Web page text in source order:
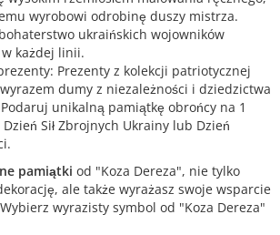
wyrobowi odrobinę duszy mistrza.
ukraińskich wojowników
każdej linii.
Prezenty z kolekcji patriotycznej
dumy z niezależności i dziedzictwa
unikalną pamiątkę obrońcy na 1
Sił Zbrojnych Ukrainy lub Dzień
pamiątki od "Koza Dereza", nie tylko
ale także wyrażasz swoje wsparcie
wyrazisty symbol od "Koza Dereza"